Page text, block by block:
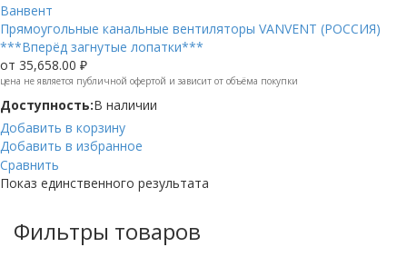
Ванвент
Прямоугольные канальные вентиляторы VANVENT (РОССИЯ)
***Вперёд загнутые лопатки***
от 35,658.00 ₽
цена не является публичной офертой и зависит от объёма покупки
Доступность:В наличии
Добавить в корзину
Добавить в избранное
Сравнить
Показ единственного результата
Фильтры товаров